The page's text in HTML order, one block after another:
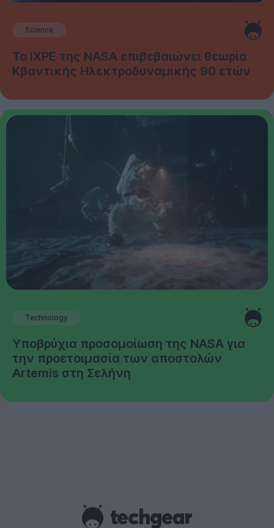
Science
Το IXPE της NASA επιβεβαιώνει θεωρία
Κβαντικής Ηλεκτροδυναμικής 90 ετών
Technology
Υποβρύχια προσομοίωση της NASA για
την προετοιμασία των αποστολών
Artemis στη Σελήνη